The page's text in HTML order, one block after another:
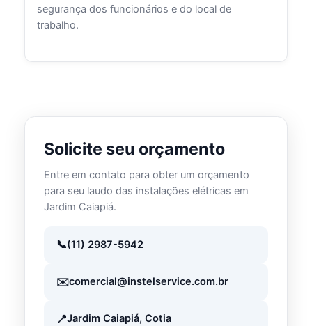
segurança dos funcionários e do local de
trabalho.
Solicite seu orçamento
Entre em contato para obter um orçamento
para seu laudo das instalações elétricas em
Jardim Caiapiá.
(11) 2987-5942
comercial@instelservice.com.br
Jardim Caiapiá, Cotia